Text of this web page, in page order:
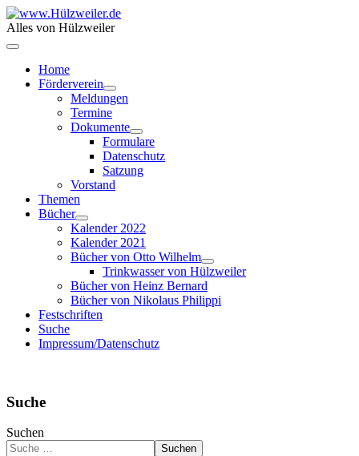
Alles von Hülzweiler
Home
Förderverein
Meldungen
Termine
Dokumente
Formulare
Datenschutz
Satzung
Vorstand
Themen
Bücher
Kalender 2022
Kalender 2021
Bücher von Otto Wilhelm
Trinkwasser von Hülzweiler
Bücher von Heinz Bernard
Bücher von Nikolaus Philippi
Festschriften
Suche
Impressum/Datenschutz
Suche
Suchen
Suchen